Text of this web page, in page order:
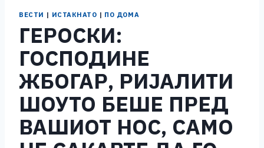
ВЕСТИ | ИСТАКНАТО | ПО ДОМА
ГЕРОСКИ:
ГОСПОДИНЕ
ЖБОГАР, РИЈАЛИТИ
ШОУТО БЕШЕ ПРЕД
ВАШИОТ НОС, САМО